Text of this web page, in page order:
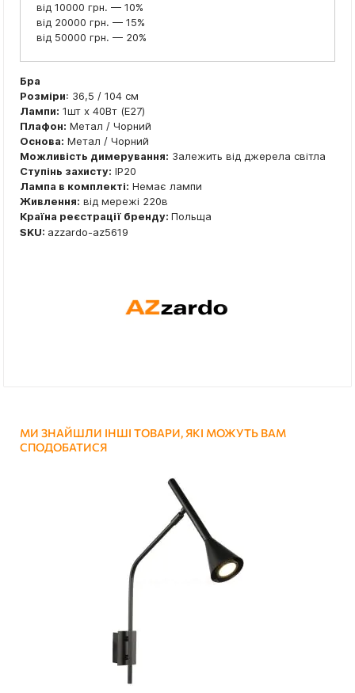
від 10000 грн. — 10%
від 20000 грн. — 15%
від 50000 грн. — 20%
Бра
Розміри: 36,5 / 104 см
Лампи: 1шт x 40Вт (E27)
Плафон: Метал / Чорний
Основа: Метал / Чорний
Можливість димерування: Залежить від джерела світла
Ступінь захисту: IP20
Лампа в комплекті: Немає лампи
Живлення: від мережі 220в
Країна реєстрації бренду: Польща
SKU: azzardo-az5619
МИ ЗНАЙШЛИ ІНШІ ТОВАРИ, ЯКІ МОЖУТЬ ВАМ
СПОДОБАТИСЯ